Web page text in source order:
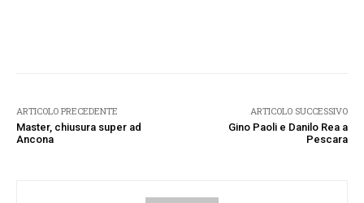
ARTICOLO PRECEDENTE
Master, chiusura super ad
Ancona
ARTICOLO SUCCESSIVO
Gino Paoli e Danilo Rea a
Pescara